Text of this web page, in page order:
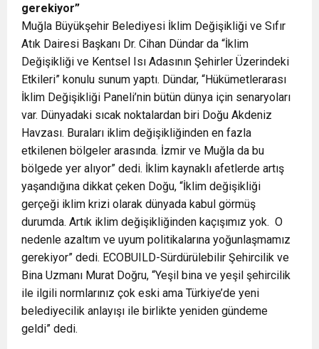
gerekiyor”
Muğla Büyükşehir Belediyesi İklim Değişikliği ve Sıfır
Atık Dairesi Başkanı Dr. Cihan Dündar da “İklim
Değişikliği ve Kentsel Isı Adasının Şehirler Üzerindeki
Etkileri” konulu sunum yaptı. Dündar, “Hükümetlerarası
İklim Değişikliği Paneli’nin bütün dünya için senaryoları
var. Dünyadaki sıcak noktalardan biri Doğu Akdeniz
Havzası. Buraları iklim değişikliğinden en fazla
etkilenen bölgeler arasında. İzmir ve Muğla da bu
bölgede yer alıyor” dedi. İklim kaynaklı afetlerde artış
yaşandığına dikkat çeken Doğu, “İklim değişikliği
gerçeği iklim krizi olarak dünyada kabul görmüş
durumda. Artık iklim değişikliğinden kaçışımız yok. O
nedenle azaltım ve uyum politikalarına yoğunlaşmamız
gerekiyor” dedi. ECOBUILD-Sürdürülebilir Şehircilik ve
Bina Uzmanı Murat Doğru, “Yeşil bina ve yeşil şehircilik
ile ilgili normlarınız çok eski ama Türkiye’de yeni
belediyecilik anlayışı ile birlikte yeniden gündeme
geldi” dedi.